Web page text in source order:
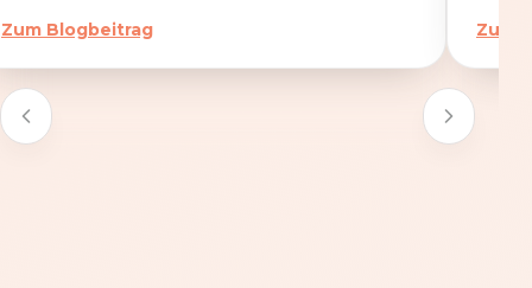
Zum Blogbeitrag Zum